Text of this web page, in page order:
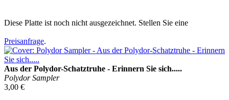
Diese Platte ist noch nicht ausgezeichnet. Stellen Sie eine
Preisanfrage.
Aus der Polydor-Schatztruhe - Erinnern Sie sich.....
Polydor Sampler
3,00 €